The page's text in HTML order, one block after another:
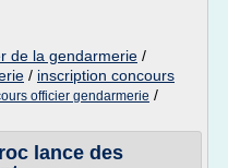
de la gendarmerie /
/ inscription concours
officier gendarmerie /
lance des